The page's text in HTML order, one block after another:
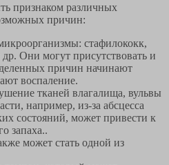
признаком различных
причин:
стафилококк,
Они могут присутствовать и
причин начинают
воспаление.
тканей влагалища, вульвы
например, из-за абсцесса
состояний, может привести к
запаха..
может стать одной из